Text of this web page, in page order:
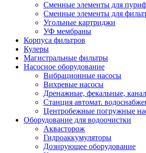
Сменные элементы для
Сменные элементы для
Угольные картриджи
УФ мембраны
Корпуса фильтров
Кулеры
Магистральные фильтры
Насосное оборудование
Вибрационные насосы
Вихревые насосы
Дренажные, фекальные,
Станция автомат.
Центробежные погружные
Оборудование для водоочистки
Аквасторож
Гидроаккумуляторы
Дозирующее оборудование